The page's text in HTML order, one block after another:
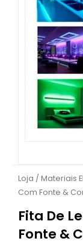
Loja / Materiais
Com Fonte &
Fita De
Fonte &